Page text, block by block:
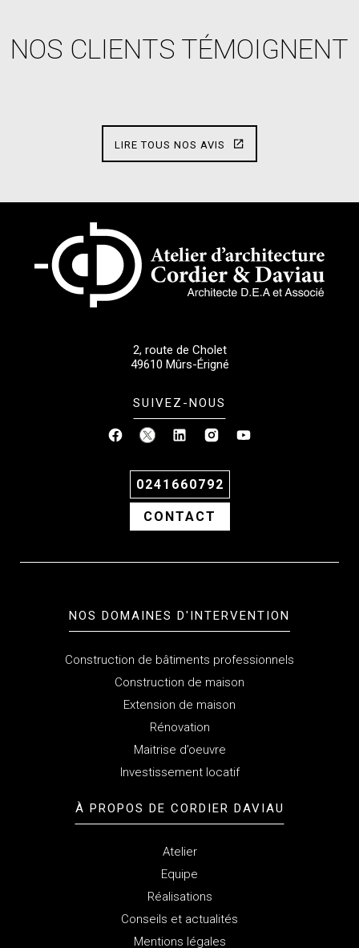
NOS CLIENTS TÉMOIGNENT
LIRE TOUS NOS AVIS
2, route de Cholet
49610 Mûrs-Érigné
SUIVEZ-NOUS
0241660792
CONTACT
NOS DOMAINES D'INTERVENTION
Construction de bâtiments professionnels
Construction de maison
Extension de maison
Rénovation
Maitrise d’oeuvre
Investissement locatif
À PROPOS DE CORDIER DAVIAU
Atelier
Equipe
Réalisations
Conseils et actualités
Mentions légales